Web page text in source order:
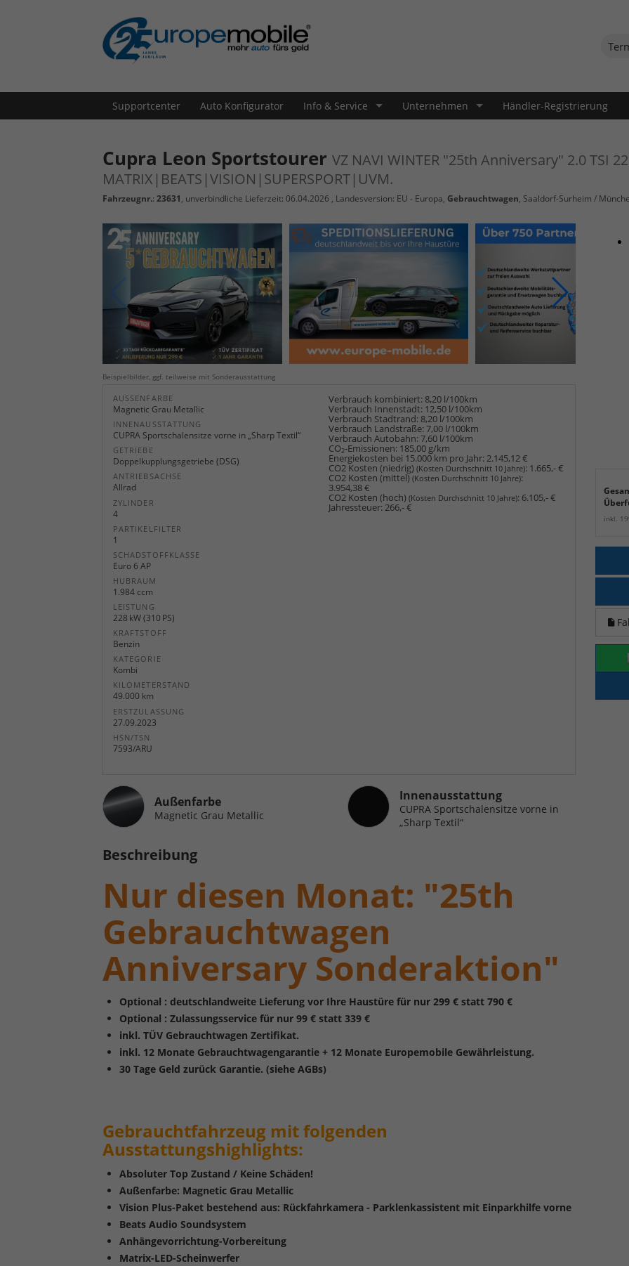
Supportcenter Auto Konfigurator Info & Service Unternehmen Händler-Registrierung
Cupra Leon Sportstourer VZ NAVI WINTER "25th Anniversary" 2.0 TSI
MATRIX|BEATS|VISION|SUPERSPORT|UVM.
Fahrzeugnr.: 23631, unverbindliche Lieferzeit: 06.04.2026 , Landesversion: EU - Europa, Gebrauchtwagen, Saaldorf-Surheim /
inkl.
Beispielbilder, ggf. teilweise mit Sonderausstattung
AUSSENFARBE
Magnetic Grau Metallic
INNENAUSSTATTUNG
CUPRA Sportschalensitze vorne in „Sharp Textil“
GETRIEBE
Doppelkupplungsgetriebe (DSG)
ANTRIEBSACHSE
Allrad
ZYLINDER
4
PARTIKELFILTER
1
SCHADSTOFFKLASSE
Euro 6 AP
HUBRAUM
1.984 ccm
LEISTUNG
228 kW (310 PS)
KRAFTSTOFF
Benzin
KATEGORIE
Kombi
KILOMETERSTAND
49.000 km
ERSTZULASSUNG
27.09.2023
HSN/TSN
7593/ARU
Verbrauch kombiniert: 8,20 l/100km
Verbrauch Innenstadt: 12,50 l/100km
Verbrauch Stadtrand: 8,20 l/100km
Verbrauch Landstraße:7,00 l/100km
Verbrauch Autobahn:7,60 l/100km
CO2-Emissionen: 185,00 g/km
Energiekosten bei 15.000 km pro Jahr:2.145,12 €
CO2 Kosten (niedrig)(Kosten Durchschnitt 10 Jahre): 1.665,- €
CO2 Kosten (mittel)(Kosten Durchschnitt 10 Jahre):
3.954,38 €
CO2 Kosten (hoch)(Kosten Durchschnitt 10 Jahre): 6.105,- €
Jahressteuer:266,- €
Außenfarbe
Magnetic Grau Metallic
InnenausstattungInnenausstattung
CUPRA Sportschalensitze vorne in
„Sharp Textil“
Beschreibung
Nur diesen Monat: "25th
Gebrauchtwagen
Anniversary Sonderaktion"
Optional : deutschlandweite Lieferung vor Ihre Haustüre für nur 299 € statt 790 €
Optional : Zulassungsservice für nur 99 € statt 339 €
inkl. TÜV Gebrauchtwagen Zertifikat.
inkl. 12 Monate Gebrauchtwagengarantie + 12 Monate Europemobile Gewährleistung.
30 Tage Geld zurück Garantie. (siehe AGBs)
Gebrauchtfahrzeug mit folgenden
Ausstattungshighlights:
Absoluter Top Zustand / Keine Schäden!
Außenfarbe: Magnetic Grau Metallic
Vision Plus-Paket bestehend aus: Rückfahrkamera - Parklenkassistent mit Einparkhilfe vorne
Beats Audio Soundsystem
Anhängevorrichtung-Vorbereitung
Matrix-LED-Scheinwerfer